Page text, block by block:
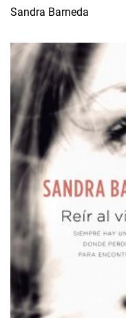
Sandra Barneda